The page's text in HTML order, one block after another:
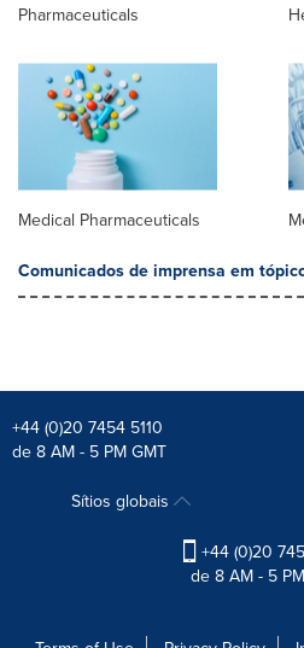
Pharmaceuticals
Medical Pharmaceuticals
Comunicados de imprensa em
+44 (0)20 7454 5110
de 8 AM - 5 PM GMT
Sítios globais
+44 (0)20
de 8 AM - 5